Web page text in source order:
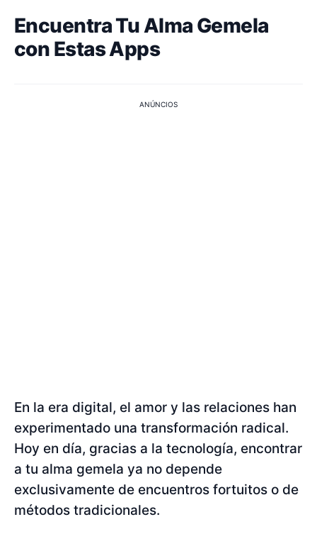
Encuentra Tu Alma Gemela
con Estas Apps
ANÚNCIOS
En la era digital, el amor y las relaciones han
experimentado una transformación radical.
Hoy en día, gracias a la tecnología, encontrar
a tu alma gemela ya no depende
exclusivamente de encuentros fortuitos o de
métodos tradicionales.